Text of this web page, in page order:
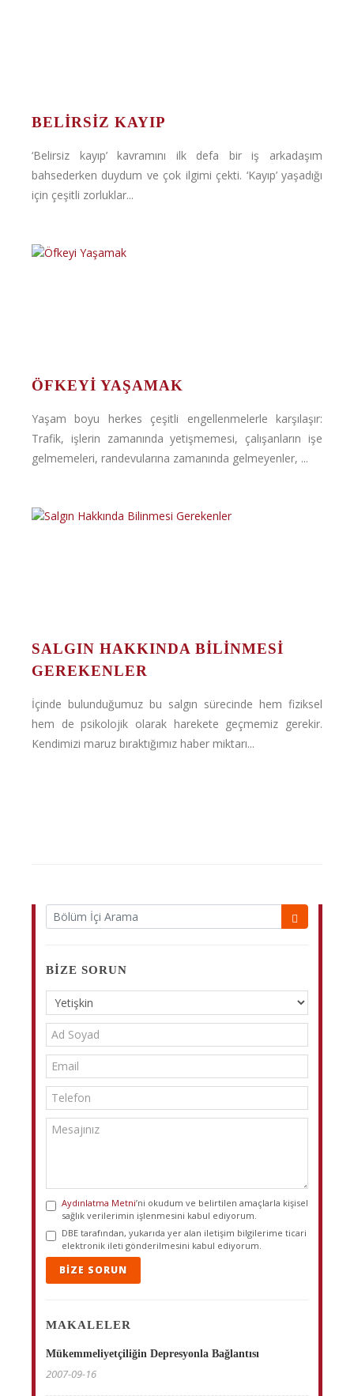
BELIRSIZ KAYIP
‘Belirsiz kayıp’ kavramını ilk defa bir iş arkadaşım
bahsederken duydum ve çok ilgimi çekti. ‘Kayıp’ yaşadığı
için çeşitli zorluklar...
ÖFKEYI YAŞAMAK
Yaşam boyu herkes çeşitli engellenmelerle karşılaşır:
Trafik, işlerin zamanında yetişmemesi, çalışanların işe
gelmemeleri, randevularına zamanında gelmeyenler, ...
SALGIN HAKKINDA BILINMESI
GEREKENLER
İçinde bulunduğumuz bu salgın sürecinde hem fiziksel
hem de psikolojik olarak harekete geçmemiz gerekir.
Kendimizi maruz bıraktığımız haber miktarı...
BIZE SORUN
Aydınlatma Metni’ni okudum ve belirtilen amaçlarla kişisel
sağlık verilerimin işlenmesini kabul ediyorum.
DBE tarafından, yukarıda yer alan iletişim bilgilerime ticari
elektronik ileti gönderilmesini kabul ediyorum.
BIZE SORUN
MAKALELER
Mükemmeliyetçiliğin Depresyonla Bağlantısı
2007-09-16